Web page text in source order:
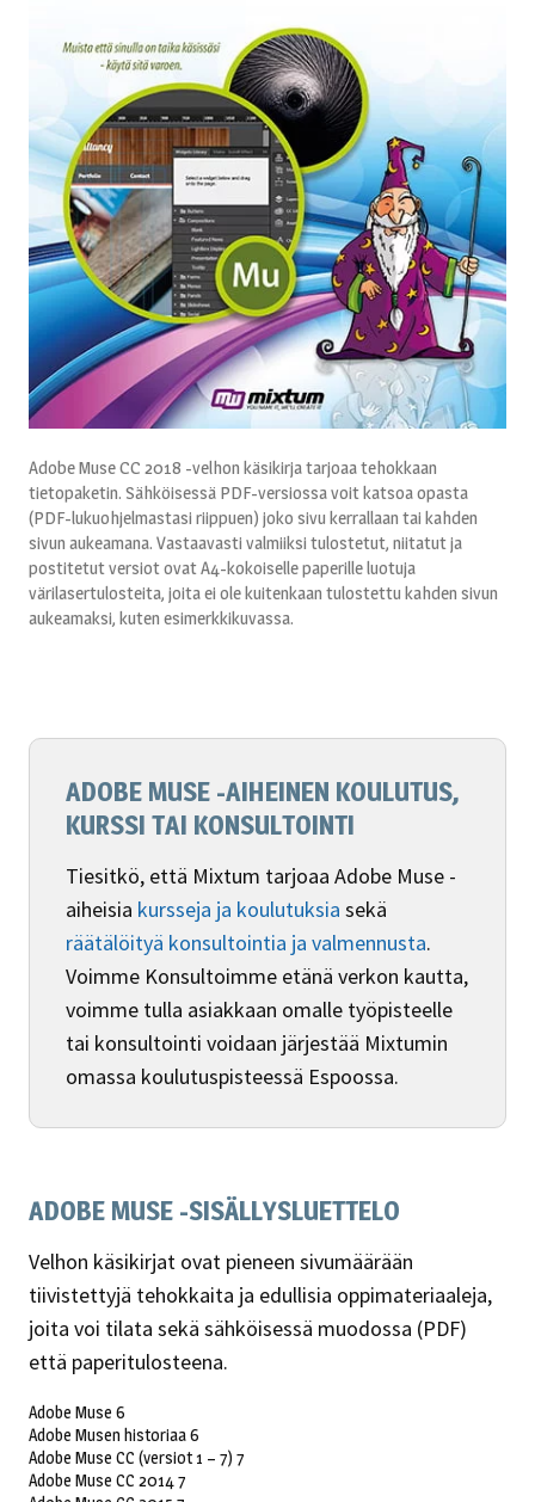
Adobe Muse CC 2018 -velhon käsikirja tarjoaa tehokkaan
tietopaketin. Sähköisessä PDF-versiossa voit katsoa opasta
(PDF-lukuohjelmastasi riippuen) joko sivu kerrallaan tai kahden
sivun aukeamana. Vastaavasti valmiiksi tulostetut, niitatut ja
postitetut versiot ovat A4-kokoiselle paperille luotuja
värilasertulosteita, joita ei ole kuitenkaan tulostettu kahden sivun
aukeamaksi, kuten esimerkkikuvassa.
ADOBE MUSE -AIHEINEN KOULUTUS,
KURSSI TAI KONSULTOINTI
Tiesitkö, että Mixtum tarjoaa Adobe Muse -
aiheisia kursseja ja koulutuksia sekä
räätälöityä konsultointia ja valmennusta.
Voimme Konsultoimme etänä verkon kautta,
voimme tulla asiakkaan omalle työpisteelle
tai konsultointi voidaan järjestää Mixtumin
omassa koulutuspisteessä Espoossa.
ADOBE MUSE -SISÄLLYSLUETTELO
Velhon käsikirjat ovat pieneen sivumäärään
tiivistettyjä tehokkaita ja edullisia oppimateriaaleja,
joita voi tilata sekä sähköisessä muodossa (PDF)
että paperitulosteena.
Adobe Muse 6
Adobe Musen historiaa 6
Adobe Muse CC (versiot 1 – 7) 7
Adobe Muse CC 2014 7